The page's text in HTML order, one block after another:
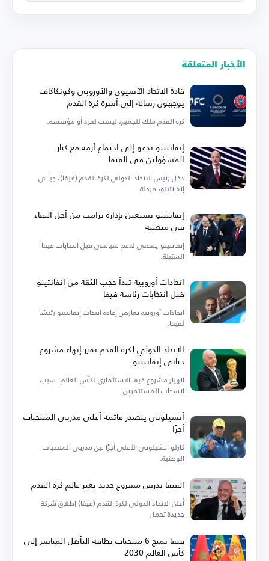
الأخبار المتعلقة
قادة الاتحاد الآسيوي والأوروبي وكونكاكاف
يوجهون رسالة إلى أسرة كرة القدم
كرة القدم ملك للجميع، ليست لفرد أو مؤسسة.
إنفانتينو يدعو إلى اجتماع أزمة مع كبار
المسؤولين في الفيفا
دخل رئيس الاتحاد الدولي لكرة القدم (فيفا)، جياني
إنفانتينو، مرحلة
إنفانتينو يستعين بإدارة ترامب من أجل البقاء
في منصبه
إنفانتينو يسعى لدعم سياسي قبل انتخابات فيفا
المقبلة.
اتحادات أوروبية تبدأ حجب الثقة من إنفانتينو
قبل انتخابات رئاسة فيفا
اتحادات أوروبية تعارض إعادة انتخاب إنفانتينو رئيسًا
لفيفا.
الاتحاد الدولي لكرة القدم يقرر إنهاء مشروع
جياني إنفانتينو
انهيار مشروع فيفا الاستثماري لكأس العالم بسبب
انسحاب المستثمرين.
أنشيلوتي يتصدر قائمة أعلى مدربي المنتخبات
أجرًا
كارلو أنشيلوتي الأعلى أجرًا بين مدربي المنتخبات
الوطنية.
الفيفا يدرس مشروع جديد يغير عالم كرة القدم
أعلن الاتحاد الدولي لكرة القدم (فيفا) إطلاق شركة
جديدة تحمل
فيفا يمنح 6 منتخبات بطاقة التأهل المباشر إلى
كأس العالم 2030